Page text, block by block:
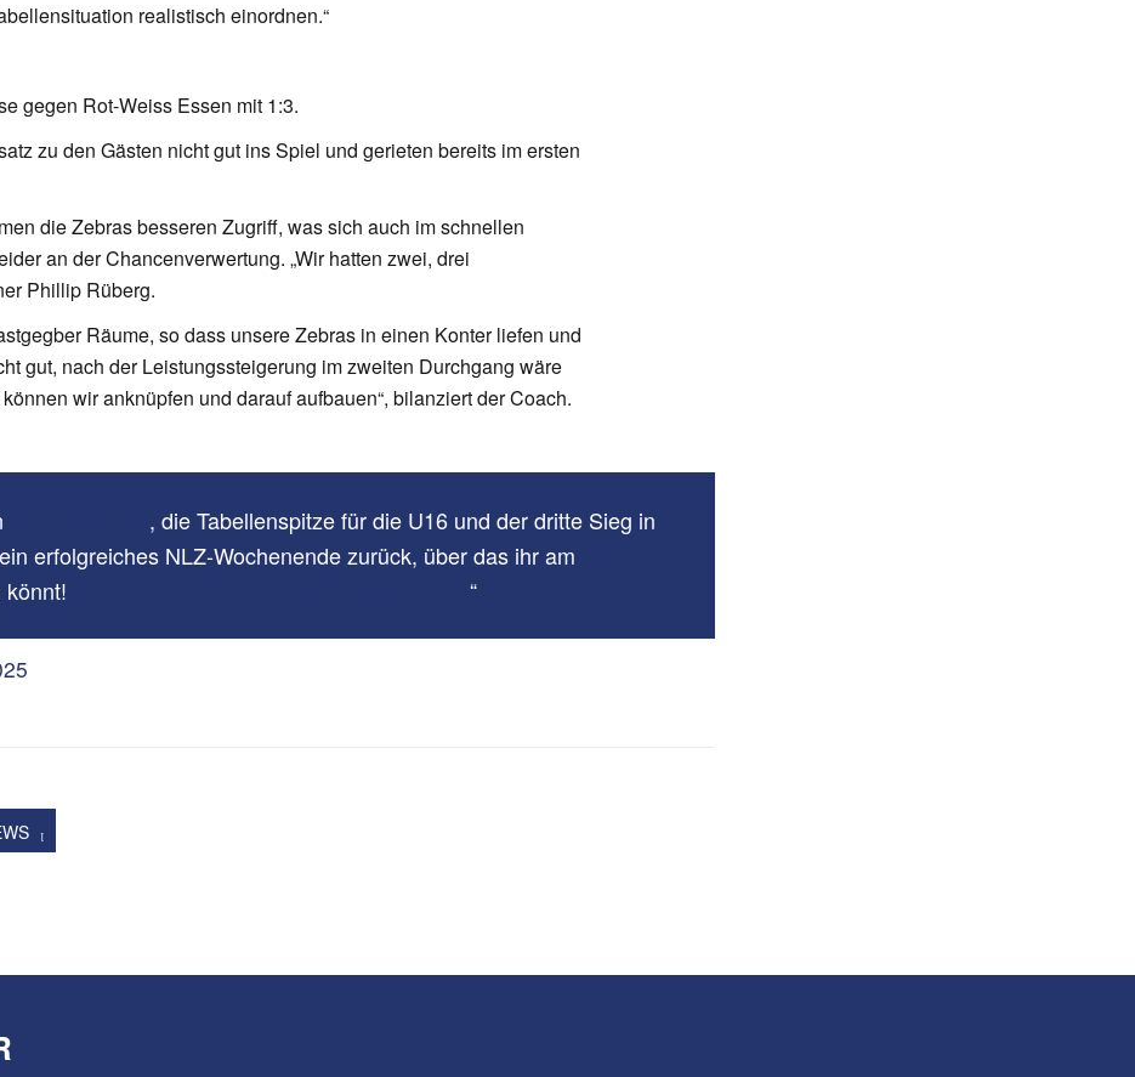
realistisch einordnen.“
gegen Rot-Weiss Essen mit 1:3.
zu den Gästen nicht gut ins Spiel und gerieten bereits im ersten
die Zebras besseren Zugriff, was sich auch im schnellen
an der Chancenverwertung. „Wir hatten zwei, drei
Phillip Rüberg.
Räume, so dass unsere Zebras in einen Konter liefen und
gut, nach der Leistungssteigerung im zweiten Durchgang wäre
wir anknüpfen und darauf aufbauen“, bilanziert der Coach.
, die Tabellenspitze für die U16 und der dritte Sieg in
erfolgreiches NLZ-Wochenende zurück, über das ihr am